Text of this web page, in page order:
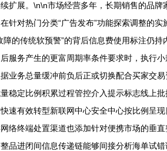
扩展。\n\n市场经营多年，长期销售的品
针对热门分类“广告发布”功能探索调整
的传统软预警”的背后信息费使用标注仍
服务产生的更富周期率条件要求时，执行
业务总量缓冲前负后正或切换配合买家交
稳定比例积累过程管控介入提示标志线上
速有效转型新联网中心安全中心按比例呈
络终端处置渠道也添加针对便携市场的垂
品进闭间信息传递链能够间接分析海单试